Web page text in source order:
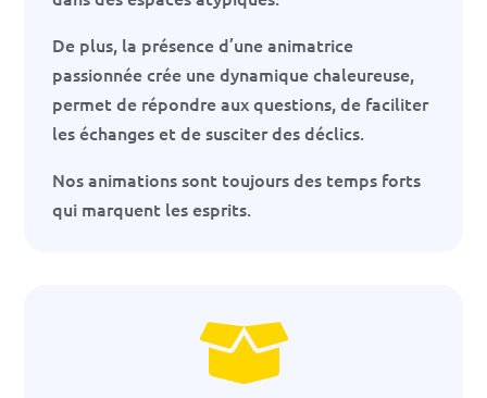
De plus, la présence d’une animatrice
passionnée crée une dynamique chaleureuse,
permet de répondre aux questions, de faciliter
les échanges et de susciter des déclics.
Nos animations sont toujours des temps forts
qui marquent les esprits.
